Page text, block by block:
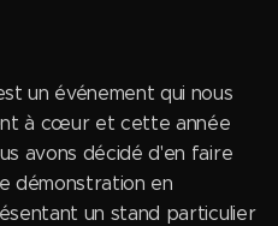
un événement qui nous
à cœur et cette année
avons décidé d'en faire
démonstration en
un stand particulier